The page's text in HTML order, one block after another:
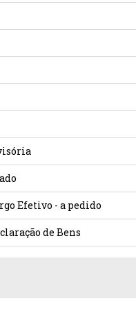
Efetivo - a pedido
de Bens